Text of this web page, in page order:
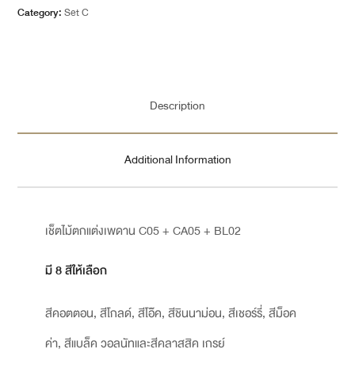
Category:Set C
Description
Additional Information
เช็ตไม้ตกแต่งเพดาน C05 + CA05 + BL02
มี 8 สีให้เลือก
สีคอตตอน, สีโกลด์, สีโอ๊ค, สีชินนาม่อน, สีเชอร์รี่, สีม็อค
ค่า, สีแบล็ค วอลนัทและสีคลาสสิค เกรย์